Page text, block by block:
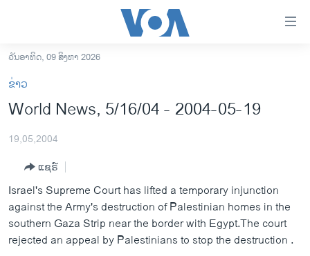
ເຂົ້າ
ຫາ
ຂ້າມ
ໄປ
ຄົ້ນ
ການເລືອກຕັ້ງ ປະທານາທີບໍດີ ສະຫະລັດ 2024
ຂ່າວ​ຈີນ
ໂລກ
ເອເຊຍ
ອິດສະຫຼະພາບດ້ານການຂ່າວ
ວັນອາທິດ, 09 ສິງຫາ 2026
ຂ່າວ
World News, 5/16/04 - 2004-05-19
19,05,2004
ແຊຣ໌
Israel's Supreme Court has lifted a temporary injunction
against the Army's destruction of Palestinian homes in the
southern Gaza Strip near the border with Egypt.The court
rejected an appeal by Palestinians to stop the destruction .